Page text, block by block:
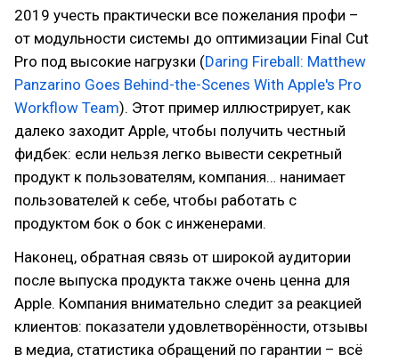
2019 учесть практически все пожелания профи –
от модульности системы до оптимизации Final Cut
Pro под высокие нагрузки (Daring Fireball: Matthew
Panzarino Goes Behind-the-Scenes With Apple's Pro
Workflow Team). Этот пример иллюстрирует, как
далеко заходит Apple, чтобы получить честный
фидбек: если нельзя легко вывести секретный
продукт к пользователям, компания… нанимает
пользователей к себе, чтобы работать с
продуктом бок о бок с инженерами.
Наконец, обратная связь от широкой аудитории
после выпуска продукта также очень ценна для
Apple. Компания внимательно следит за реакцией
клиентов: показатели удовлетворённости, отзывы
в медиа, статистика обращений по гарантии – всё